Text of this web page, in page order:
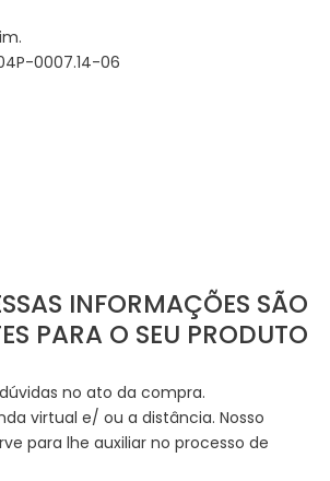
0007.14-06
INFORMAÇÕES SÃO
PARA O SEU PRODUTO
no ato da compra.
virtual e/ ou a distância. Nosso
para lhe auxiliar no processo de